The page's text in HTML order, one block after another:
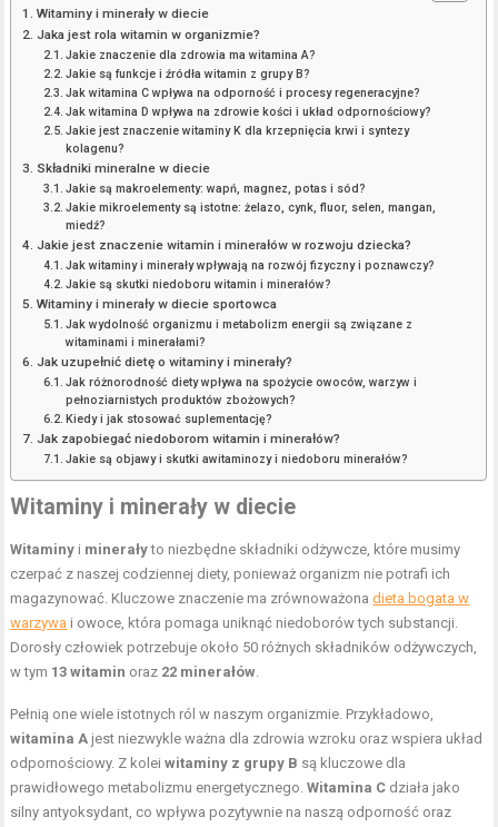
Witaminy i minerały w diecie
Jaka jest rola witamin w organizmie?
Jakie znaczenie dla zdrowia ma witamina A?
Jakie są funkcje i źródła witamin z grupy B?
Jak witamina C wpływa na odporność i procesy regeneracyjne?
Jak witamina D wpływa na zdrowie kości i układ odpornościowy?
Jakie jest znaczenie witaminy K dla krzepnięcia krwi i syntezy
kolagenu?
Składniki mineralne w diecie
Jakie są makroelementy: wapń, magnez, potas i sód?
Jakie mikroelementy są istotne: żelazo, cynk, fluor, selen, mangan,
miedź?
Jakie jest znaczenie witamin i minerałów w rozwoju dziecka?
Jak witaminy i minerały wpływają na rozwój fizyczny i poznawczy?
Jakie są skutki niedoboru witamin i minerałów?
Witaminy i minerały w diecie sportowca
Jak wydolność organizmu i metabolizm energii są związane z
witaminami i minerałami?
Jak uzupełnić dietę o witaminy i minerały?
Jak różnorodność diety wpływa na spożycie owoców, warzyw i
pełnoziarnistych produktów zbożowych?
Kiedy i jak stosować suplementację?
Jak zapobiegać niedoborom witamin i minerałów?
Jakie są objawy i skutki awitaminozy i niedoboru minerałów?
Witaminy i minerały w diecie
Witaminy i minerałyto niezbędne składniki odżywcze, które musimy
czerpać z naszej codziennej diety, ponieważ organizm nie potrafi ich
magazynować. Kluczowe znaczenie ma zrównoważonadieta bogata w
warzywa i owoce, która pomaga uniknąć niedoborów tych substancji.
Dorosły człowiek potrzebuje około 50 różnych składników odżywczych,
w tym 13 witamin oraz 22 minerałów.
Pełnią one wiele istotnych ról w naszym organizmie. Przykładowo,
witamina A jest niezwykle ważna dla zdrowia wzroku oraz wspiera układ
odpornościowy. Z koleiwitaminy z grupy B są kluczowe dla
prawidłowego metabolizmu energetycznego.Witamina C działa jako
silny antyoksydant, co wpływa pozytywnie na naszą odporność oraz